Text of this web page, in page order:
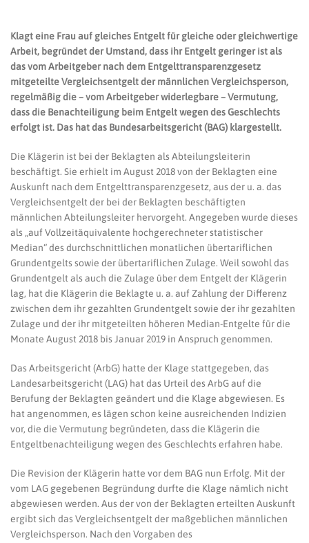
Klagt eine Frau auf gleiches Entgelt für gleiche oder gleichwertige
Arbeit, begründet der Umstand, dass ihr Entgelt geringer ist als
das vom Arbeitgeber nach dem Entgelttransparenzgesetz
mitgeteilte Vergleichsentgelt der männlichen Vergleichsperson,
regelmäßig die – vom Arbeitgeber widerlegbare – Vermutung,
dass die Benachteiligung beim Entgelt wegen des Geschlechts
erfolgt ist. Das hat das Bundesarbeitsgericht (BAG) klargestellt.
Die Klägerin ist bei der Beklagten als Abteilungsleiterin
beschäftigt. Sie erhielt im August 2018 von der Beklagten eine
Auskunft nach dem Entgelttransparenzgesetz, aus der u. a. das
Vergleichsentgelt der bei der Beklagten beschäftigten
männlichen Abteilungsleiter hervorgeht. Angegeben wurde dieses
als „auf Vollzeitäquivalente hochgerechneter statistischer
Median“ des durchschnittlichen monatlichen übertariflichen
Grundentgelts sowie der übertariflichen Zulage. Weil sowohl das
Grundentgelt als auch die Zulage über dem Entgelt der Klägerin
lag, hat die Klägerin die Beklagte u. a. auf Zahlung der Differenz
zwischen dem ihr gezahlten Grundentgelt sowie der ihr gezahlten
Zulage und der ihr mitgeteilten höheren Median-Entgelte für die
Monate August 2018 bis Januar 2019 in Anspruch genommen.
Das Arbeitsgericht (ArbG) hatte der Klage stattgegeben, das
Landesarbeitsgericht (LAG) hat das Urteil des ArbG auf die
Berufung der Beklagten geändert und die Klage abgewiesen. Es
hat angenommen, es lägen schon keine ausreichenden Indizien
vor, die die Vermutung begründeten, dass die Klägerin die
Entgeltbenachteiligung wegen des Geschlechts erfahren habe.
Die Revision der Klägerin hatte vor dem BAG nun Erfolg. Mit der
vom LAG gegebenen Begründung durfte die Klage nämlich nicht
abgewiesen werden. Aus der von der Beklagten erteilten Auskunft
ergibt sich das Vergleichsentgelt der maßgeblichen männlichen
Vergleichsperson. Nach den Vorgaben des